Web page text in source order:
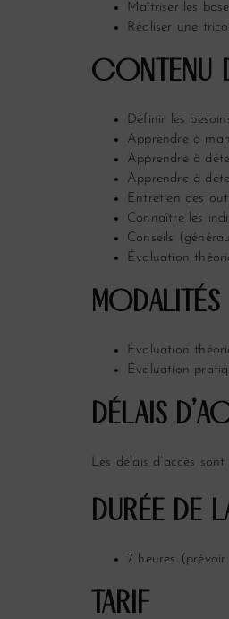
Maîtriser les
Réaliser une
CONTENU
Définir les
Apprendre à
Apprendre à
Apprendre à
Entretien des
Connaître les
Conseils
Évaluation
MODALITÉS
Évaluation
Évaluation
DÉLAIS
Les délais d’accès
DURÉE DE
7 heures
TARIF